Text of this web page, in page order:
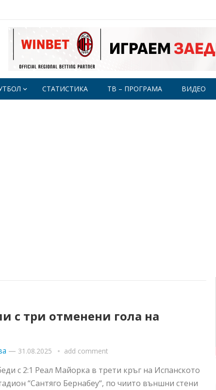
СТАТИСТИКА ТВ – ПРОГРАМА ВИДЕО
с три отменени гола на
— 31.08.2025 add comment
с 2:1 Реал Майорка в трети кръг на Испанското
“Сантяго Бернабеу“, по чиито външни стени